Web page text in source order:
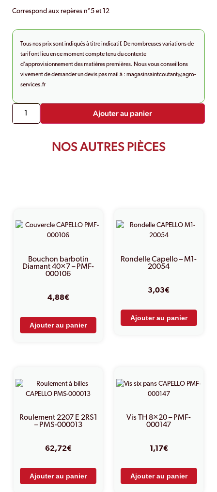
Correspond aux repères n°5 et 12
Tous nos prix sont indiqués à titre indicatif. De nombreuses variations de
tarif ont lieu en ce moment compte tenu du contexte
d’approvisionnement des matières premières. Nous vous conseillons
vivement de demander un devis pas mail à : magasinsaintcoutant@agro-
services.fr
Ajouter au panier
NOS AUTRES PIÈCES
Bouchon barbotin
Diamant 40×7 – PMF-
000106
4,88€
Ajouter au panier
Rondelle Capello – M1-
20054
3,03€
Ajouter au panier
Roulement 2207 E 2RS1
– PMS-000013
62,72€
Ajouter au panier
Vis TH 8×20 – PMF-
000147
1,17€
Ajouter au panier